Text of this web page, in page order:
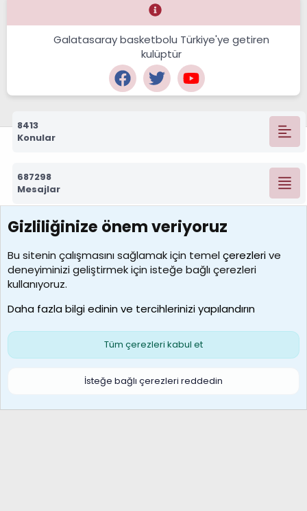
Galatasaray basketbolu Türkiye'ye getiren
kulüptür
8413
Konular
687298
Mesajlar
7390
Kullanıcılar
MosesBrownHayranı
Son üye
Çerezler
S
Gizliliğinize önem veriyoruz
Bu sitenin çalışmasını sağlamak için temelçerezlerive
deneyiminizi geliştirmek için isteğe bağlı çerezleri
kullanıyoruz.
Daha fazla bilgi edinin ve tercihlerinizi yapılandırın
Tüm çerezleri kabul et
İsteğe bağlı çerezleri reddedin